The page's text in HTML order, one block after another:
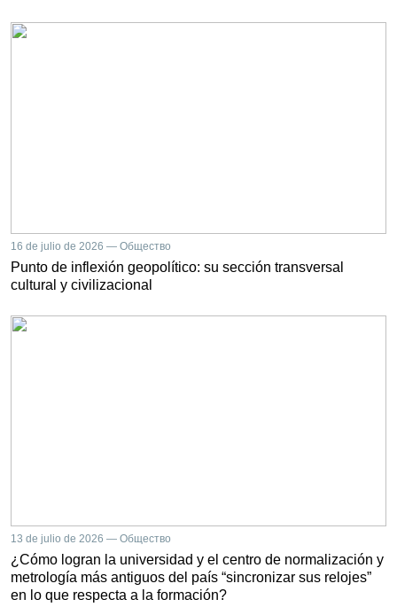
16 de julio de 2026 — Общество
Punto de inflexión geopolítico: su sección transversal
cultural y civilizacional
13 de julio de 2026 — Общество
¿Cómo logran la universidad y el centro de normalización y
metrología más antiguos del país “sincronizar sus relojes”
en lo que respecta a la formación?